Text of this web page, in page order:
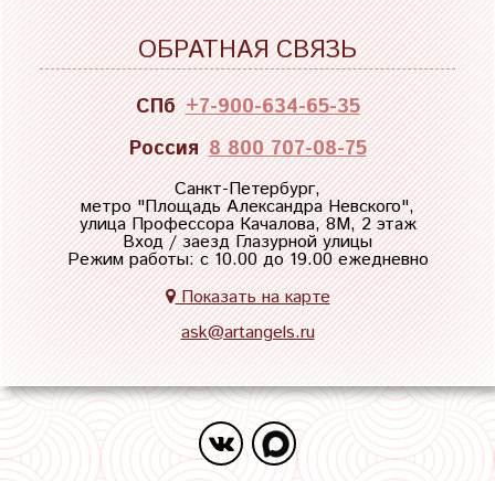
ОБРАТНАЯ СВЯЗЬ
СПб +7-900-634-65-35
Россия 8 800 707-08-75
Санкт-Петербург,
метро "Площадь Александра Невского",
улица Профессора Качалова, 8М, 2 этаж
Вход / заезд Глазурной улицы
Режим работы: с 10.00 до 19.00 ежедневно
Показать на карте
ask@artangels.ru